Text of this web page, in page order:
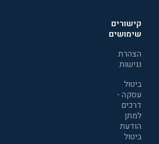
קישורים
שימושים
הצהרת
נגישות
ביטול
עסקה -
דרכים
למתן
הודעת
ביטול